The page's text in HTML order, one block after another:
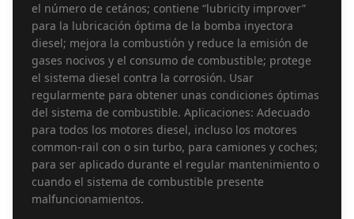
el número de cetános; contiene “lubricity improver”
para la lubricación óptima de la bomba inyectora
diesel; mejora la combustión y reduce la emisión de
gases nocivos y el consumo de combustible; protege
el sistema diesel contra la corrosión. Usar
regularmente para obtener unas condiciones óptimas
del sistema de combustible. Aplicaciones: Adecuado
para todos los motores diesel, incluso los motores
common-rail con o sin turbo, para camiones y coches;
para ser aplicado durante el regular mantenimiento o
cuando el sistema de combustible presente
malfuncionamientos.